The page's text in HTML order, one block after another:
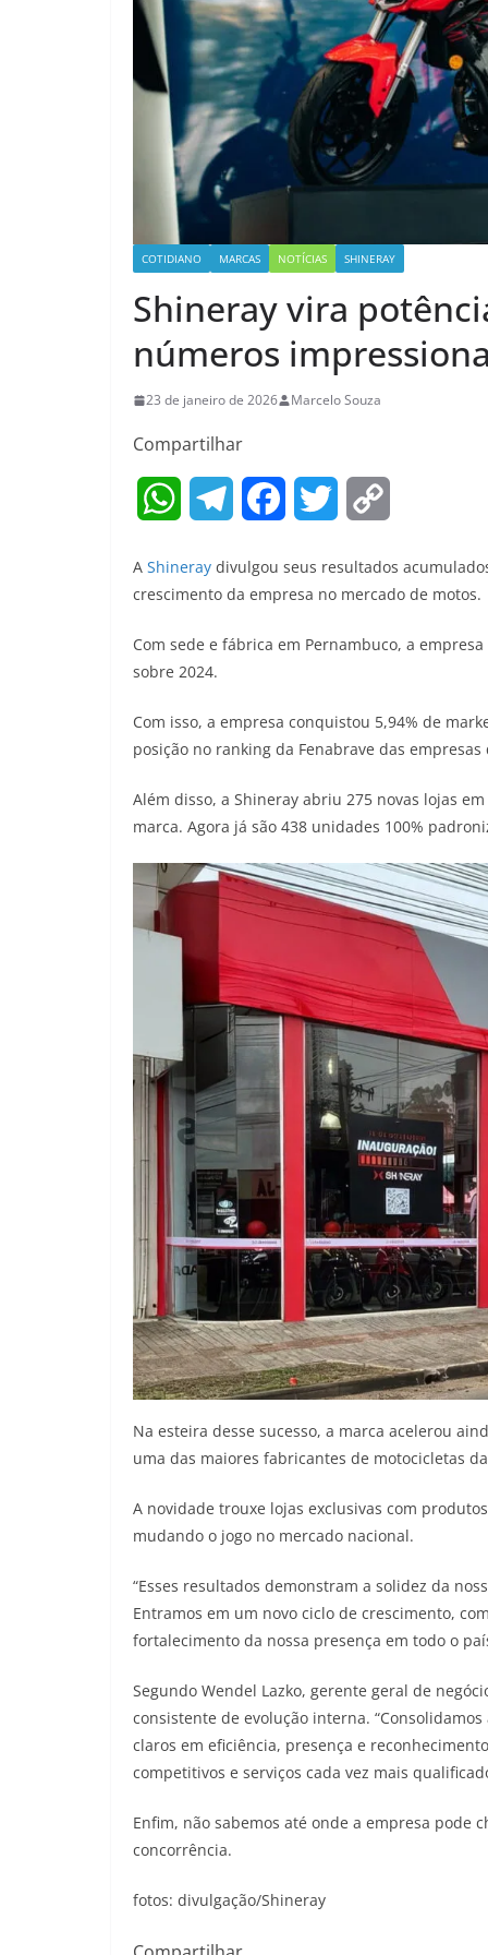
COTIDIANO MARCAS NOTÍCIAS SHINERAY
Shineray vira
números
23 de janeiro de 2026 Marcelo Souza
Compartilhar
W
a
s
A
p
p
l
r
a
m
c
o
o
k
e
r
p
i
n
k
A Shineray divulgou seus resultados
crescimento da empresa no mercado de motos.
Com sede e fábrica em Pernambuco, a
sobre 2024.
Com isso, a empresa conquistou 5,94% de
posição no ranking da Fenabrave das
Além disso, a Shineray abriu 275 novas lojas
marca. Agora já são 438 unidades 100%
Na esteira desse sucesso, a marca acelerou
uma das maiores fabricantes de motocicletas
A novidade trouxe lojas exclusivas com
mudando o jogo no mercado nacional.
“Esses resultados demonstram a solidez da
Entramos em um novo ciclo de crescimento,
fortalecimento da nossa presença em todo o
Segundo Wendel Lazko, gerente geral de
consistente de evolução interna.
claros em eficiência, presença e
competitivos e serviços cada vez mais
Enfim, não sabemos até onde a empresa pode
concorrência.
fotos: divulgação/Shineray